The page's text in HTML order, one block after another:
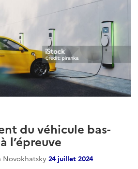
du véhicule bas-
l’épreuve
Novokhatsky 24 juillet 2024